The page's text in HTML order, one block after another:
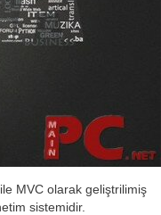
ile MVC olarak geliştrilimiş
sistemidir.